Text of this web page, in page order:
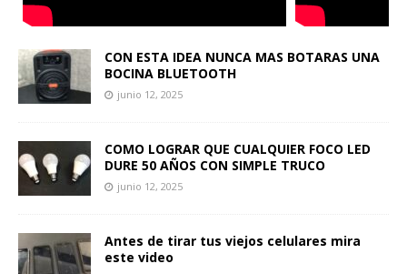
CON ESTA IDEA NUNCA MAS BOTARAS UNA
BOCINA BLUETOOTH
junio 12, 2025
COMO LOGRAR QUE CUALQUIER FOCO LED
DURE 50 AÑOS CON SIMPLE TRUCO
junio 12, 2025
Antes de tirar tus viejos celulares mira
este video